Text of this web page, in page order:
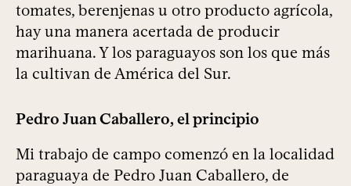
tomates, berenjenas u otro producto agrícola,
hay una manera acertada de producir
marihuana. Y los paraguayos son los que más
la cultivan de América del Sur.
Pedro Juan Caballero, el principio
Mi trabajo de campo comenzó en la localidad
paraguaya de Pedro Juan Caballero, de